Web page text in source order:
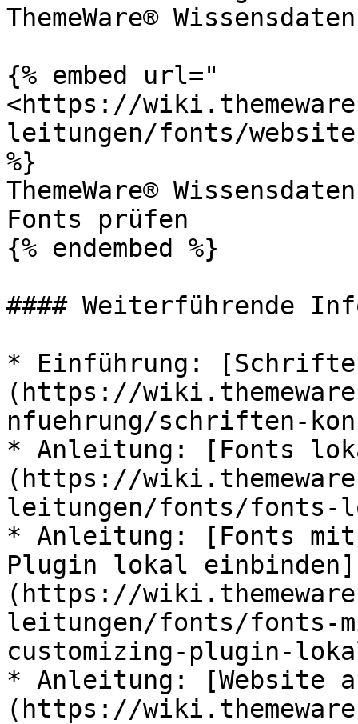
ThemeWare®
{% embed url="
<https://
leitungen/fonts/
%}
ThemeWare®
Fonts prüfen
{% endembed %}
#### Weiterführende
* Einführung:
(https://
nfuehrung/schriften-
* Anleitung: [Fonts
(https://
leitungen/fonts/fonts-
* Anleitung: [Fonts mit
Plugin lokal einbinden]
(https://
leitungen/fonts/fonts-
customizing-plugin-
* Anleitung: [Website
(https://